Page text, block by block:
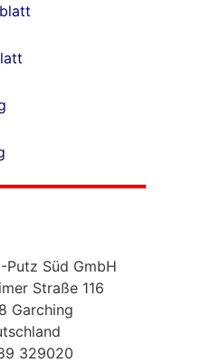
Putz Süd GmbH
Straße 116
Garching
329020